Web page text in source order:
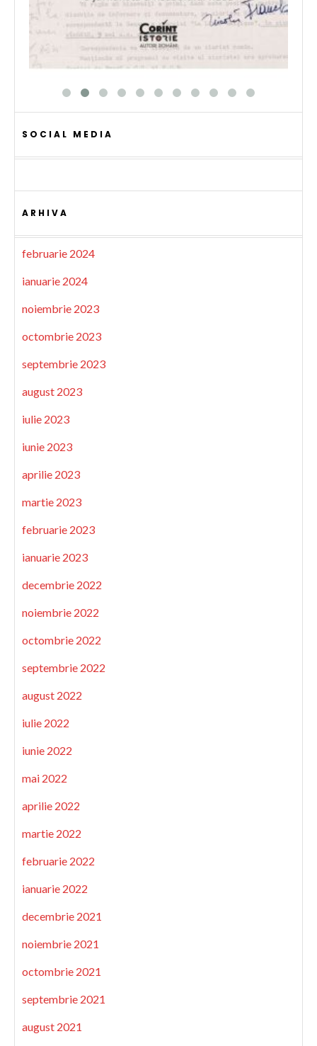
SOCIAL MEDIA
ARHIVA
februarie 2024
ianuarie 2024
noiembrie 2023
octombrie 2023
septembrie 2023
august 2023
iulie 2023
iunie 2023
aprilie 2023
martie 2023
februarie 2023
ianuarie 2023
decembrie 2022
noiembrie 2022
octombrie 2022
septembrie 2022
august 2022
iulie 2022
iunie 2022
mai 2022
aprilie 2022
martie 2022
februarie 2022
ianuarie 2022
decembrie 2021
noiembrie 2021
octombrie 2021
septembrie 2021
august 2021